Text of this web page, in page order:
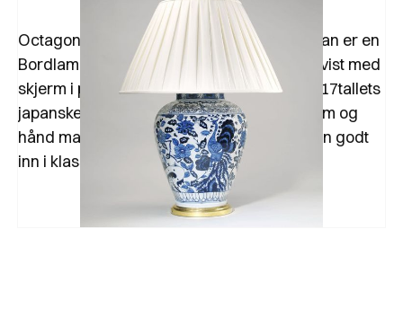
Octagonal Imari vase blå og hvit fra Vaughan er en
Bordlampe i keramikk med messing detalj vist med
skjerm i plisse. Bordlampen er inspirert av 17tallets
japanske Imari porselen, med sin runde form og
hånd malte dekorative motiv, passer lampen godt
inn i klassiske interiør.